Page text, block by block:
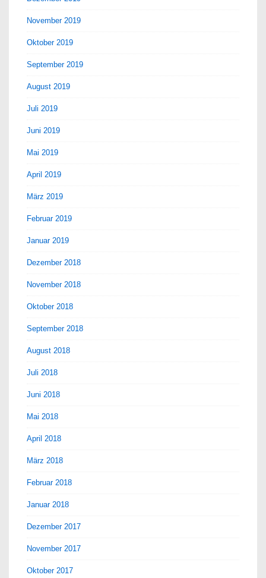
November 2019
Oktober 2019
September 2019
August 2019
Juli 2019
Juni 2019
Mai 2019
April 2019
März 2019
Februar 2019
Januar 2019
Dezember 2018
November 2018
Oktober 2018
September 2018
August 2018
Juli 2018
Juni 2018
Mai 2018
April 2018
März 2018
Februar 2018
Januar 2018
Dezember 2017
November 2017
Oktober 2017